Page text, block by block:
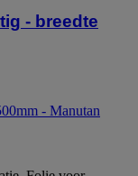
- breedte
- Manutan